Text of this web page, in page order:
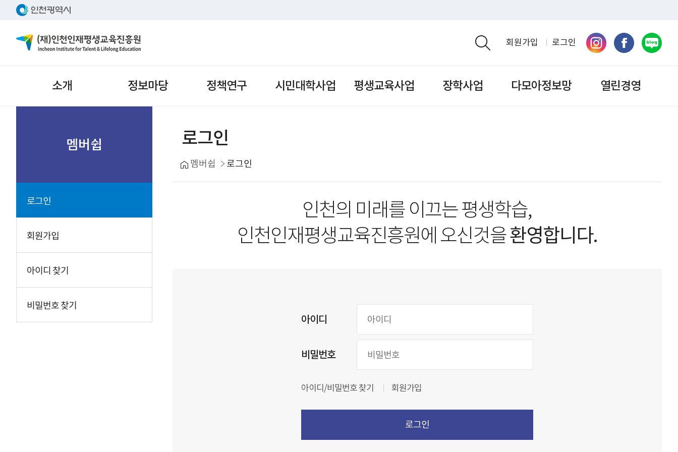
회원가입 로그인
소개 정보마당 정책연구 시민대학사업 평생교육사업 장학사업 다모아정보망 열린경영
멤버쉽
로그인
회원가입
아이디 찾기
비밀번호 찾기
로그인
멤버쉽 로그인
인천의 미래를 이끄는 평생학습,
인천인재평생교육진흥원에 오신것을환영합니다.
아이디
비밀번호
아이디/비밀번호 찾기 회원가입